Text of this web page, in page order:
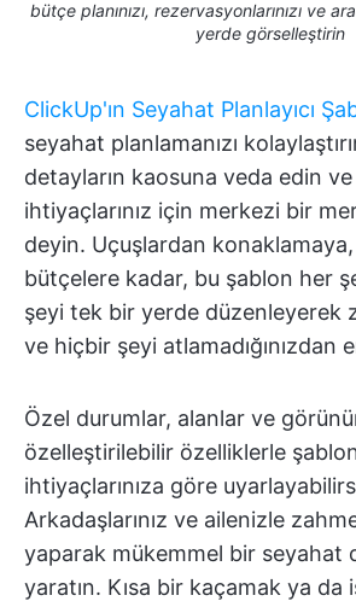
bütçe planınızı, rezervasyonlarınızı ve
yerde görselleştirin
ClickUp'ın Seyahat Planlayıcı
seyahat planlamanızı
detayların kaosuna veda edin
ihtiyaçlarınız için merkezi bir
deyin. Uçuşlardan
bütçelere kadar, bu şablon her
şeyi tek bir yerde düzenleyerek
ve hiçbir şeyi atlamadığınızdan
Özel durumlar, alanlar ve
özelleştirilebilir özelliklerle
ihtiyaçlarınıza göre
Arkadaşlarınız ve ailenizle
yaparak mükemmel bir seyahat
yaratın. Kısa bir kaçamak ya da